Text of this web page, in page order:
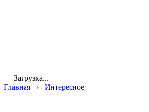
Загрузка...
Главная › Интересное